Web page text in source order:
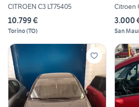
CITROEN C3 LT75405
10.799 €
Torino(TO)
Citroen
3.000
San